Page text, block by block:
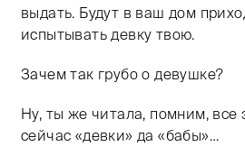
выдать. Будут в ваш дом
испытывать девку твою.
Зачем так грубо о девушке?
Ну, ты же читала, помним, все
сейчас «девки» да «бабы»…